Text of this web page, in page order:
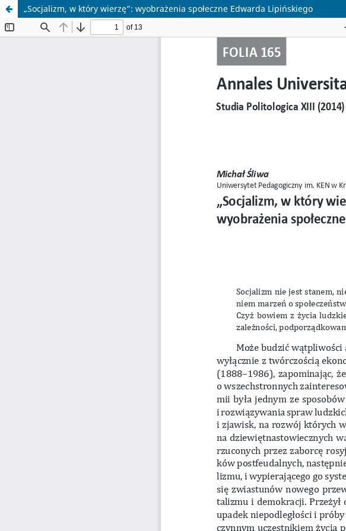
„Socjalizm, w który wierzę”: wyobrażenia społeczne Edwarda Lipińskiego